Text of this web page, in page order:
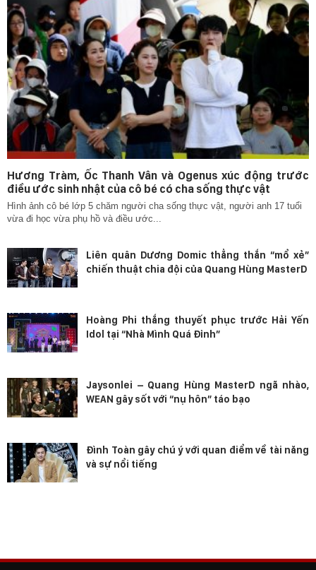
Hương Tràm, Ốc Thanh Vân và Ogenus xúc động trước
điều ước sinh nhật của cô bé có cha sống thực vật
Hình ảnh cô bé lớp 5 chăm người cha sống thực vật, người anh 17 tuổi
vừa đi học vừa phụ hồ và điều ước...
Liên quân Dương Domic thẳng thắn “mổ xẻ”
chiến thuật chia đội của Quang Hùng MasterD
Hoàng Phi thắng thuyết phục trước Hải Yến
Idol tại “Nhà Mình Quá Đỉnh”
Jaysonlei – Quang Hùng MasterD ngã nhào,
WEAN gây sốt với “nụ hôn” táo bạo
Đình Toàn gây chú ý với quan điểm về tài năng
và sự nổi tiếng